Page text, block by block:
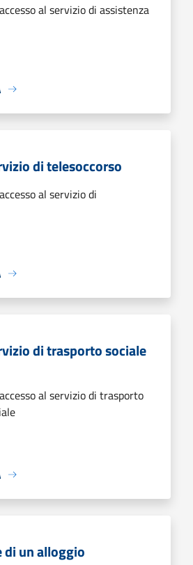
al servizio di assistenza
di telesoccorso
al servizio di
di trasporto sociale
al servizio di trasporto
di un alloggio